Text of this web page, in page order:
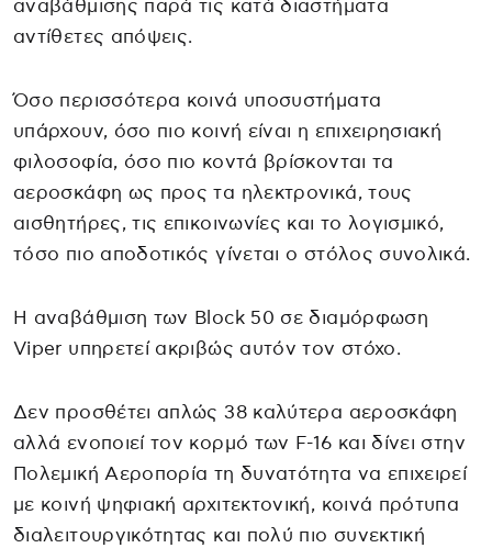
αναβάθμισης παρά τις κατά διαστήματα
αντίθετες απόψεις.
Όσο περισσότερα κοινά υποσυστήματα
υπάρχουν, όσο πιο κοινή είναι η επιχειρησιακή
φιλοσοφία, όσο πιο κοντά βρίσκονται τα
αεροσκάφη ως προς τα ηλεκτρονικά, τους
αισθητήρες, τις επικοινωνίες και το λογισμικό,
τόσο πιο αποδοτικός γίνεται ο στόλος συνολικά.
Η αναβάθμιση των Block 50 σε διαμόρφωση
Viper υπηρετεί ακριβώς αυτόν τον στόχο.
Δεν προσθέτει απλώς 38 καλύτερα αεροσκάφη
αλλά ενοποιεί τον κορμό των F-16 και δίνει στην
Πολεμική Αεροπορία τη δυνατότητα να επιχειρεί
με κοινή ψηφιακή αρχιτεκτονική, κοινά πρότυπα
διαλειτουργικότητας και πολύ πιο συνεκτική